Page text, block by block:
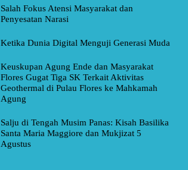
Salah Fokus Atensi Masyarakat dan
Penyesatan Narasi
Ketika Dunia Digital Menguji Generasi Muda
Keuskupan Agung Ende dan Masyarakat
Flores Gugat Tiga SK Terkait Aktivitas
Geothermal di Pulau Flores ke Mahkamah
Agung
Salju di Tengah Musim Panas: Kisah Basilika
Santa Maria Maggiore dan Mukjizat 5
Agustus